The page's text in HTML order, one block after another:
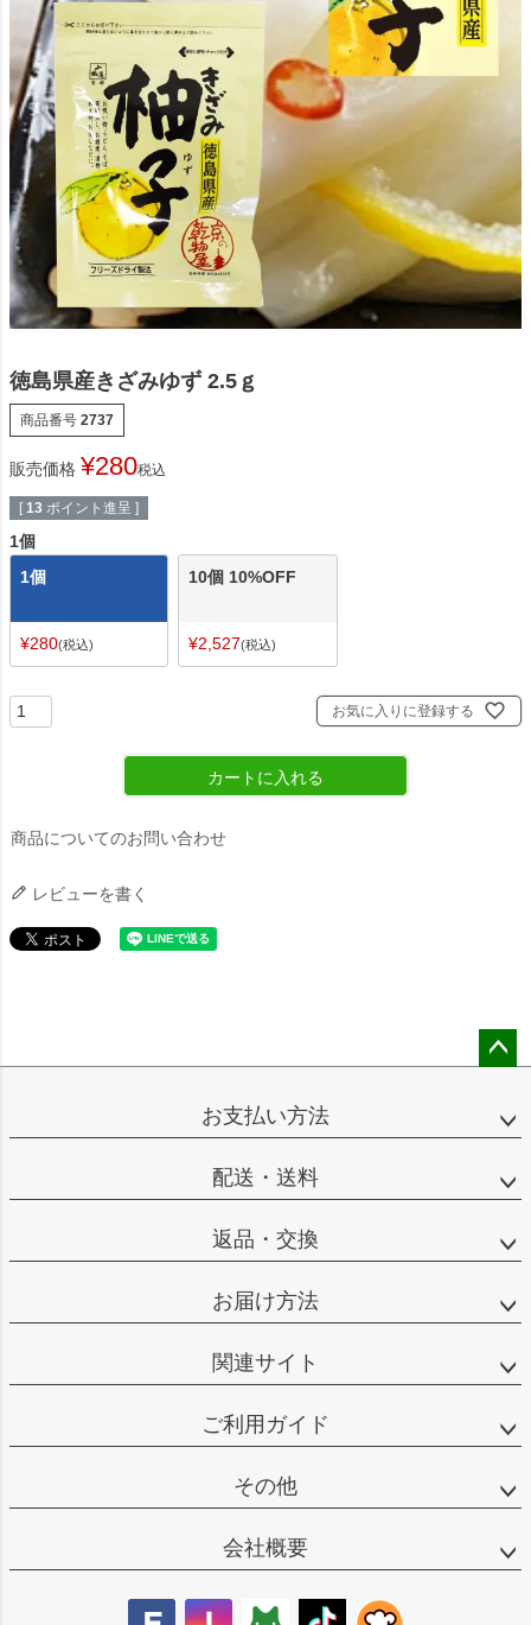
徳島県産きざみゆず 2.5ｇ
商品番号 2737
販売価格 ¥280税込
[ 13 ポイント進呈 ]
1個
1個
¥280 税込
10個 10%OFF
¥2,527 税込
お気に入りに登録する
カートに入れる
商品についてのお問い合わせ
レビューを書く
ップ
お支払い方法
配送・送料
返品・交換
お届け方法
関連サイト
ご利用ガイド
その他
会社概要